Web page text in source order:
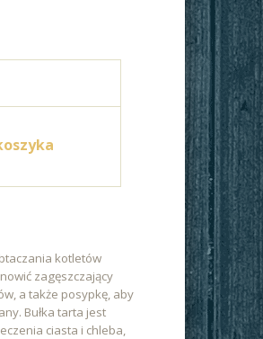
kotletów
zagęszczający
a także posypkę, aby
Bułka tarta jest
ciasta i chleba,